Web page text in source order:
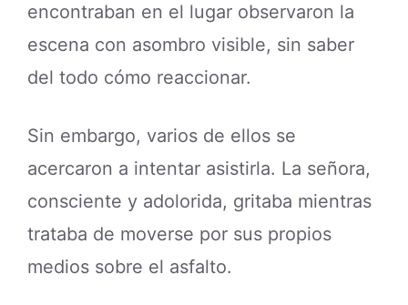
encontraban en el lugar observaron la
escena con asombro visible, sin saber
del todo cómo reaccionar.
Sin embargo, varios de ellos se
acercaron a intentar asistirla. La señora,
consciente y adolorida, gritaba mientras
trataba de moverse por sus propios
medios sobre el asfalto.